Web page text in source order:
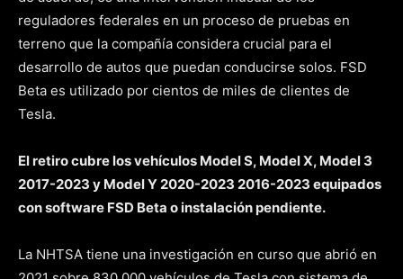
reguladores federales en un proceso de pruebas en
terreno que la compañía considera crucial para el
desarrollo de autos que puedan conducirse solos. FSD
Beta es utilizado por cientos de miles de clientes de
Tesla.
El retiro cubre los vehículos Model S, Model X, Model 3
2017-2023 y Model Y 2020-2023 2016-2023 equipados
con software FSD Beta o instalación pendiente.
La NHTSA tiene una investigación en curso que abrió en